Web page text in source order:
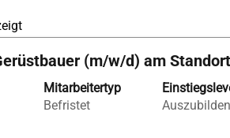
Suchergebnisse
für
"".
werden
(m/w/d) am
Mitarbeitertyp
Befristet